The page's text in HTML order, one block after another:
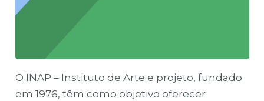
O INAP – Instituto de Arte e projeto, fundado
em 1976, têm como objetivo oferecer